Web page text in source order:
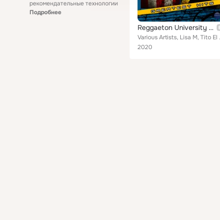
рекомендательные технологии
Подробнее
Reggaeton University 101
Various Artists, Lisa M,
2020